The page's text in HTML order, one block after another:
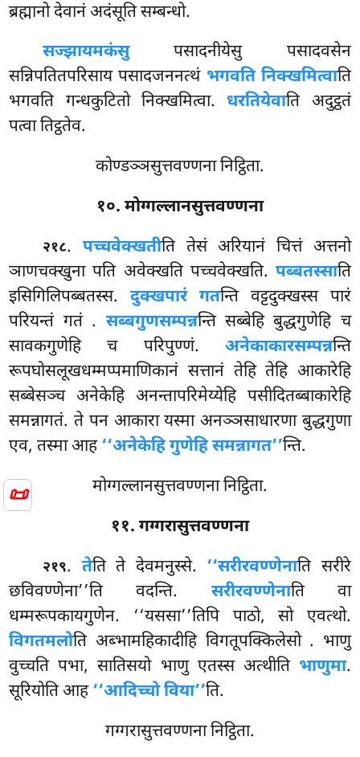
📜
ब्रह्मानो देवानं अदंसूति सम्बन्धो.
सज्झायमकंसुपसादनीयेसु पसादवसेन
सन्निपतितपरिसाय पसादजननत्थं भगवति निक्खमित्वाति
भगवति गन्धकुटितो निक्खमित्वा. धरतियेवाति अदुट्ठतं
पत्वा तिट्ठतेव.
कोण्डञ्ञसुत्तवण्णना निट्ठिता.
१०. मोग्गल्लानसुत्तवण्णना
२१८. पच्चवेक्खतीति तेसं अरियानं चित्तं अत्तनो
ञाणचक्खुना पति अवेक्खति पच्चवेक्खति. पब्बतस्साति
इसिगिलिपब्बतस्स.दुक्खपारं गतन्ति वट्टदुक्खस्स पारं
परियन्तं गतं . सब्बगुणसम्पन्नन्ति सब्बेहि बुद्धगुणेहि च
सावकगुणेहि च परिपुण्णं. अनेकाकारसम्पन्नन्ति
रूपघोसलूखधम्मप्पमाणिकानं सत्तानं तेहि तेहि आकारेहि
सब्बेसञ्च अनेकेहि अनन्तापरिमेय्येहि पसीदितब्बाकारेहि
समन्नागतं. ते पन आकारा यस्मा अनञ्ञसाधारणा बुद्धगुणा
एव, तस्मा आह‘‘अनेकेहि गुणेहि समन्नागत’’न्ति.
मोग्गल्लानसुत्तवण्णना निट्ठिता.
११. गग्गरासुत्तवण्णना
२१९. तेति ते देवमनुस्से. ‘‘सरीरवण्णेनाति सरीरे
छविवण्णेना’’ति वदन्ति. सरीरवण्णेनाति वा
धम्मरूपकायगुणेन. ‘‘यससा’’तिपि पाठो, सो एवत्थो.
विगतमलोति अब्भामहिकादीहि विगतूपक्किलेसो . भाणु
वुच्चति पभा, सातिसयो भाणु एतस्स अत्थीति भाणुमा.
सूरियोति आह‘‘आदिच्चो विया’’ति.
गग्गरासुत्तवण्णना निट्ठिता.